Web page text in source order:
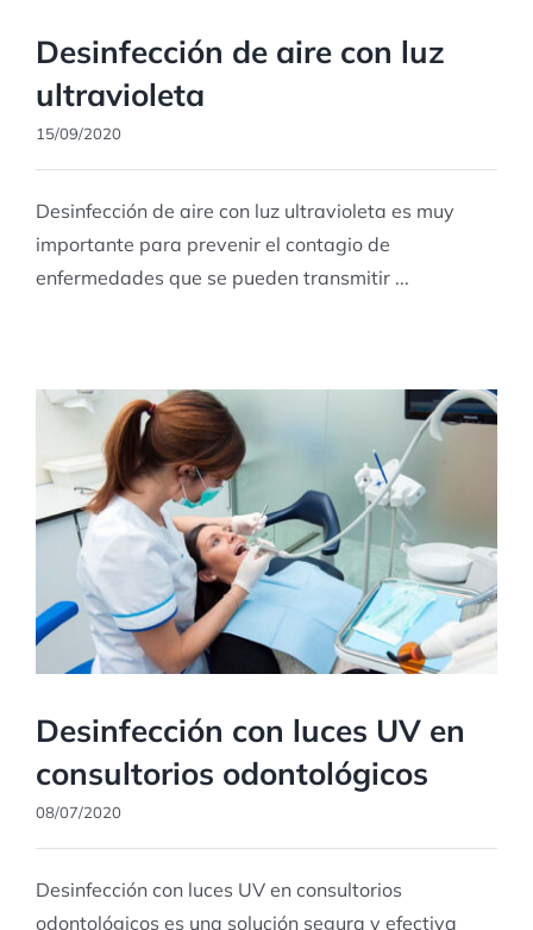
Desinfección de aire con luz
ultravioleta
15/09/2020
Desinfección de aire con luz ultravioleta es muy
importante para prevenir el contagio de
enfermedades que se pueden transmitir ...
Desinfección con luces UV en
consultorios odontológicos
08/07/2020
Desinfección con luces UV en consultorios
odontológicos es una solución segura y efectiva